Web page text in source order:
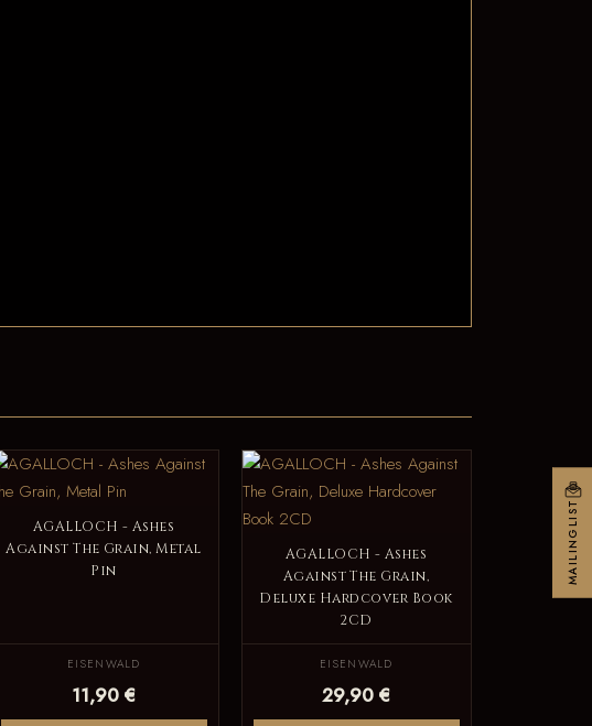
AGALLOCH - Ashes
Against The Grain, Metal
Pin
EISENWALD
11,90 €
AGALLOCH - Ashes
Against The Grain,
Deluxe Hardcover Book
2CD
EISENWALD
29,90 €
MAILINGLIST